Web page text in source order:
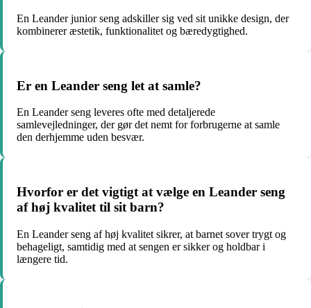
En Leander junior seng adskiller sig ved sit unikke design, der
kombinerer æstetik, funktionalitet og bæredygtighed.
Er en Leander seng let at samle?
En Leander seng leveres ofte med detaljerede
samlevejledninger, der gør det nemt for forbrugerne at samle
den derhjemme uden besvær.
Hvorfor er det vigtigt at vælge en Leander seng
af høj kvalitet til sit barn?
En Leander seng af høj kvalitet sikrer, at barnet sover trygt og
behageligt, samtidig med at sengen er sikker og holdbar i
længere tid.